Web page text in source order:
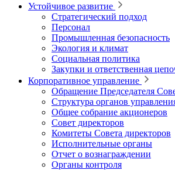
Устойчивое развитие
Стратегический подход
Персонал
Промышленная безопасность
Экология и климат
Социальная политика
Закупки и ответственная
Корпоративное управление
Обращение Председателя
Структура органов
Общее собрание акционеров
Совет директоров
Комитеты Совета директоров
Исполнительные органы
Отчет о вознаграждении
Органы контроля